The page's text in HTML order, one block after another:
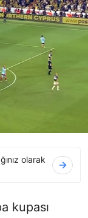
olarak
kupası